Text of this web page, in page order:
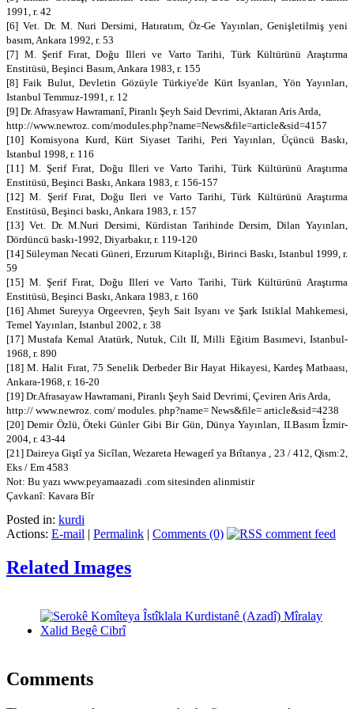
1991, r. 42
[6] Vet. Dr. M. Nuri Dersimi, Hatıratım, Öz-Ge Yayınları, Genişletilmiş yeni
basım, Ankara 1992, r. 53
[7] M. Şerif Fırat, Doğu Illeri ve Varto Tarihi, Türk Kültürünü Araştırma
Enstitüsü, Beşinci Basım, Ankara 1983, r. 155
[8] Faik Bulut, Devletin Gözüyle Türkiye'de Kürt Isyanları, Yön Yayınları,
Istanbul Temmuz-1991, r. 12
[9] Dr. Afrasyaw Hawramanî, Piranlı Şeyh Said Devrimi, Aktaran Aris Arda,
http://www.newroz. com/modules.php?name=News&file=article&sid=4157
[10] Komisyona Kurd, Kürt Siyaset Tarihi, Peri Yayınları, Üçüncü Baskı,
Istanbul 1998, r. 116
[11] M. Şerif Fırat, Doğu Illeri ve Varto Tarihi, Türk Kültürünü Araştırma
Enstitüsü, Beşinci Baskı, Ankara 1983, r. 156-157
[12] M. Şerif Fırat, Doğu Ileri ve Varto Tarihi, Türk Kültürünü Araştırma
Enstitüsü, Beşinci baskı, Ankara 1983, r. 157
[13] Vet. Dr. M.Nuri Dersimi, Kürdistan Tarihinde Dersim, Dilan Yayınları,
Dördüncü baskı-1992, Diyarbakır, r. 119-120
[14] Süleyman Necati Güneri, Erzurum Kitaplığı, Birinci Baskı, Istanbul 1999, r.
59
[15] M. Şerif Fırat, Doğu Illeri ve Varto Tarihi, Türk Kültürünü Araştırma
Enstitüsü, Beşinci Baskı, Ankara 1983, r. 160
[16] Ahmet Sureyya Orgeevren, Şeyh Sait Isyanı ve Şark Istiklal Mahkemesi,
Temel Yayınları, Istanbul 2002, r. 38
[17] Mustafa Kemal Atatürk, Nutuk, Cilt II, Milli Eğitim Basımevi, Istanbul-
1968, r. 890
[18] M. Halit Fırat, 75 Senelik Derbeder Bir Hayat Hikayesi, Kardeş Matbaası,
Ankara-1968, r. 16-20
[19] Dr.Afrasayaw Hawramani, Piranlı Şeyh Said Devrimi, Çeviren Aris Arda,
http:// www.newroz. com/ modules. php?name= News&file= article&sid=4238
[20] Demir Özlü, Öteki Günler Gibi Bir Gün, Dünya Yayınları, II.Basım Îzmir-
2004, r. 43-44
[21] Daireya Giştî ya Sicîlan, Wezareta Hewagerî ya Brîtanya , 23 / 412, Qism:2,
Eks / Em 4583
Not: Bu yazı www.peyamaazadi .com sitesinden alinmistir
Çavkanî: Kavara Bîr
Posted in: kurdi
Actions: E-mail Permalink Comments (0)
Related Images
Comments